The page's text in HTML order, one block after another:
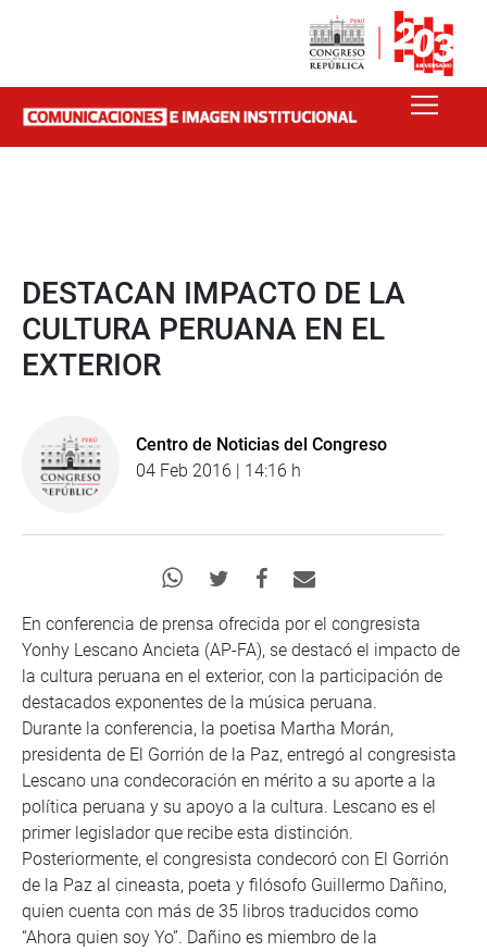
DESTACAN IMPACTO DE LA
CULTURA PERUANA EN EL
EXTERIOR
Centro de Noticias del Congreso
04 Feb 2016 | 14:16 h
En conferencia de prensa ofrecida por el congresista
Yonhy Lescano Ancieta (AP-FA), se destacó el impacto de
la cultura peruana en el exterior, con la participación de
destacados exponentes de la música peruana.
Durante la conferencia, la poetisa Martha Morán,
presidenta de El Gorrión de la Paz, entregó al congresista
Lescano una condecoración en mérito a su aporte a la
política peruana y su apoyo a la cultura. Lescano es el
primer legislador que recibe esta distinción.
Posteriormente, el congresista condecoró con El Gorrión
de la Paz al cineasta, poeta y filósofo Guillermo Dañino,
quien cuenta con más de 35 libros traducidos como
“Ahora quien soy Yo”. Dañino es miembro de la